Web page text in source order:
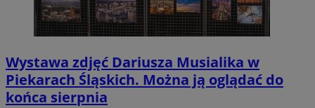
Wystawa zdjęć Dariusza Musialika w
Piekarach Śląskich. Można ją oglądać do
końca sierpnia